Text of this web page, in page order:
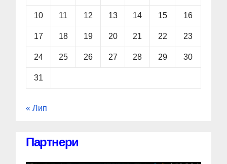
10 11 12 13 14 15 16
17 18 19 20 21 22 23
24 25 26 27 28 29 30
31
« Лип
Партнери